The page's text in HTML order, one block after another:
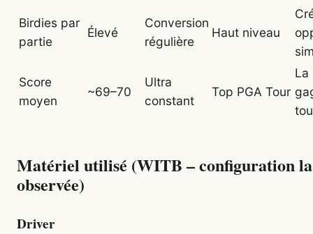
Birdies par
partie
Élevé
Conversion
régulière
Haut niveau
Score
moyen
~69–70
Ultra
constant
Top PGA Tour
La
Matériel utilisé (WITB – configuration
observée)
Driver